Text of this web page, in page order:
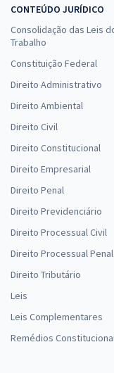
SEDF - Efetivo -
SEDF - Efetivo -
CONTEÚDO JURÍDICO
Consolidação das Leis
Trabalho
Constituição Federal
Direito Administrativo
Direito Ambiental
Direito Civil
Direito Constitucional
Direito Empresarial
Direito Penal
Direito Previdenciário
Direito Processual Civil
Direito Processual Penal
Direito Tributário
Leis
Leis Complementares
Remédios